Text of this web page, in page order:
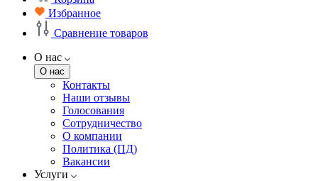
Избранное
Сравнение товаров
О нас
О нас
Контакты
Наши отзывы
Голосования
Сотрудничество
О компании
Политика (ПД)
Вакансии
Услуги